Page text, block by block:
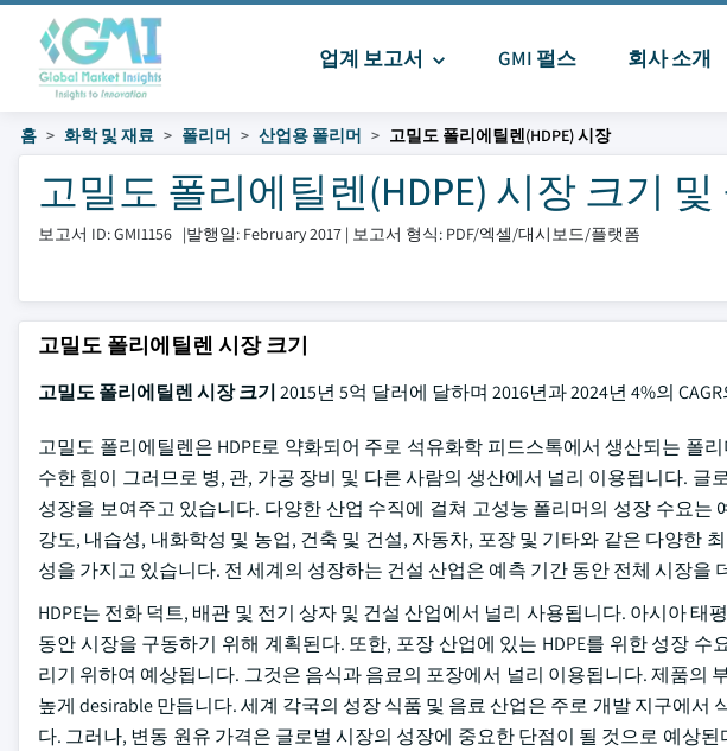
업계 보고서 GMI 펄스 회사 소개
홈 화학 및 재료 폴리머 산업용 폴리머 고밀도 폴리에틸렌(HDPE) 시장
고밀도 폴리에틸렌(HDPE) 시장 크기 및
보고서 ID: GMI1156 |발행일: February 2017 | 보고서 형식: PDF/엑셀/대시보드/플랫폼
고밀도 폴리에틸렌 시장 크기
고밀도 폴리에틸렌 시장 크기 2015년 5억 달러에 달하며 2016년과 2024년 4%의
고밀도 폴리에틸렌은 HDPE로 약화되어 주로 석유화학 피드스톡에서 생산되는 폴
수한 힘이 그러므로 병, 관, 가공 장비 및 다른 사람의 생산에서 널리 이용됩니다.
성장을 보여주고 있습니다. 다양한 산업 수직에 걸쳐 고성능 폴리머의 성장 수요는
강도, 내습성, 내화학성 및 농업, 건축 및 건설, 자동차, 포장 및 기타와 같은 다양한
성을 가지고 있습니다. 전 세계의 성장하는 건설 산업은 예측 기간 동안 전체 시장을
HDPE는 전화 덕트, 배관 및 전기 상자 및 건설 산업에서 널리 사용됩니다. 아시아
동안 시장을 구동하기 위해 계획된다. 또한, 포장 산업에 있는 HDPE를 위한 성장 수
리기 위하여 예상됩니다. 그것은 음식과 음료의 포장에서 널리 이용됩니다. 제품의
높게 desirable 만듭니다. 세계 각국의 성장 식품 및 음료 산업은 주로 개발 지구에서
다. 그러나, 변동 원유 가격은 글로벌 시장의 성장에 중요한 단점이 될 것으로 예상